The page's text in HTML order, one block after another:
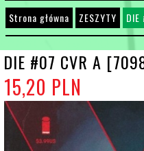
Strona główna ZESZYTY
DIE #07 CVR A
15,20 PLN